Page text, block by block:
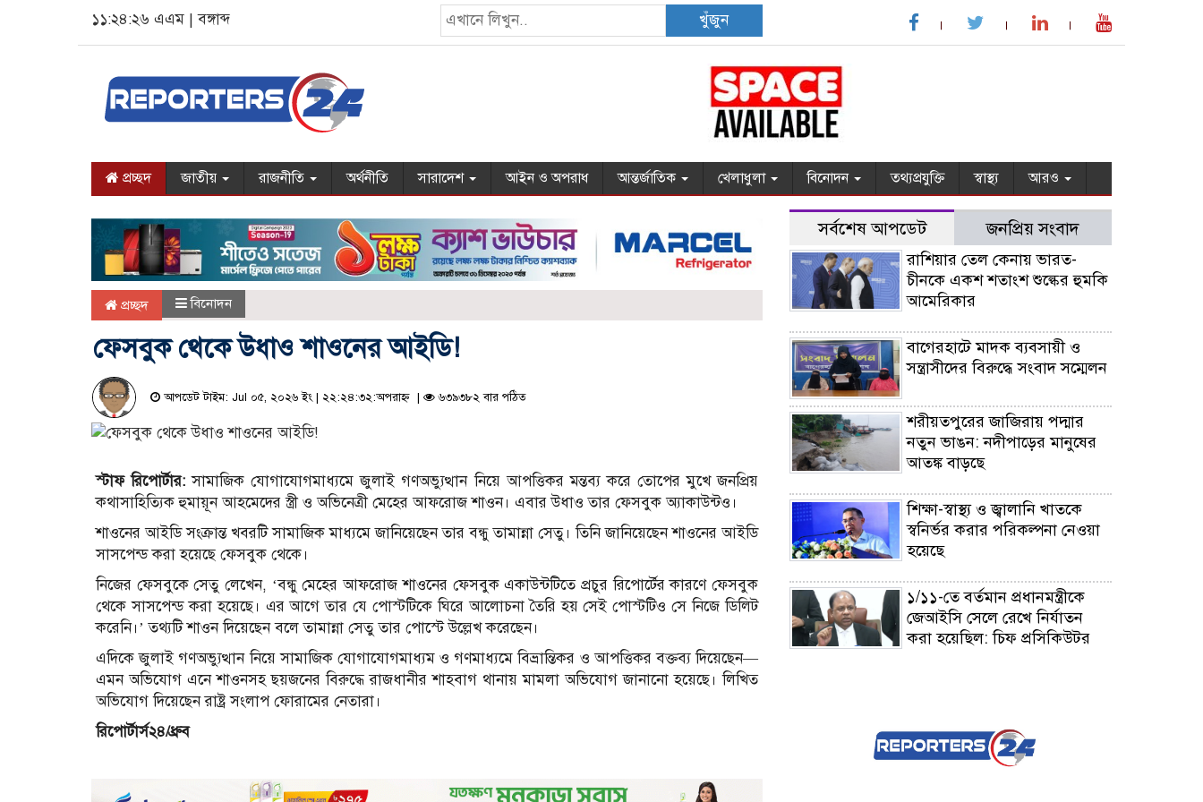
১১:২৪:২৬ এএম |বঙ্গাব্দ খুঁজুন
প্রচ্ছদ জাতীয় রাজনীতি অর্থনীতি সারাদেশ আইন ও অপরাধ আন্তর্জাতিক খেলাধুলা বিনোদন তথ্যপ্রযুক্তি স্বাস্থ্য আরও
প্রচ্ছদ বিনোদন
ফেসবুক থেকে উধাও শাওনের আইডি!
আপডেট টাইম: Jul ০৫, ২০২৬ ইং | ২২:২৪:৩২:অপরাহ্ন | ৬৩৯৩৮২ বার পঠিত
স্টাফ রিপোর্টার: সামাজিক যোগাযোগমাধ্যমে জুলাই গণঅভ্যুত্থান নিয়ে আপত্তিকর মন্তব্য করে তোপের মুখে জনপ্রিয়
কথাসাহিত্যিক হুমায়ূন আহমেদের স্ত্রী ও অভিনেত্রী মেহের আফরোজ শাওন। এবার উধাও তার ফেসবুক অ্যাকাউন্টও।
শাওনের আইডি সংক্রান্ত খবরটি সামাজিক মাধ্যমে জানিয়েছেন তার বন্ধু তামান্না সেতু। তিনি জানিয়েছেন শাওনের আইডি
সাসপেন্ড করা হয়েছে ফেসবুক থেকে।
নিজের ফেসবুকে সেতু লেখেন, ‘বন্ধু মেহের আফরোজ শাওনের ফেসবুক একাউন্টটিতে প্রচুর রিপোর্টের কারণে ফেসবুক
থেকে সাসপেন্ড করা হয়েছে। এর আগে তার যে পোস্টটিকে ঘিরে আলোচনা তৈরি হয় সেই পোস্টটিও সে নিজে ডিলিট
করেনি।’ তথ্যটি শাওন দিয়েছেন বলে তামান্না সেতু তার পোস্টে উল্লেখ করেছেন।
এদিকে জুলাই গণঅভ্যুত্থান নিয়ে সামাজিক যোগাযোগমাধ্যম ও গণমাধ্যমে বিভ্রান্তিকর ও আপত্তিকর বক্তব্য দিয়েছেন—
এমন অভিযোগ এনে শাওনসহ ছয়জনের বিরুদ্ধে রাজধানীর শাহবাগ থানায় মামলা অভিযোগ জানানো হয়েছে। লিখিত
অভিযোগ দিয়েছেন রাষ্ট্র সংলাপ ফোরামের নেতারা।
রিপোর্টার্স২৪/ধ্রুব
সর্বশেষ আপডেট জনপ্রিয় সংবাদ
রাশিয়ার তেল কেনায় ভারত-
চীনকে একশ শতাংশ শুল্কের হুমকি
আমেরিকার
বাগেরহাটে মাদক ব্যবসায়ী ও
সন্ত্রাসীদের বিরুদ্ধে সংবাদ সম্মেলন
শরীয়তপুরের জাজিরায় পদ্মার
নতুন ভাঙন: নদীপাড়ের মানুষের
আতঙ্ক বাড়ছে
শিক্ষা-স্বাস্থ্য ও জ্বালানি খাতকে
স্বনির্ভর করার পরিকল্পনা নেওয়া
হয়েছে
১/১১-তে বর্তমান প্রধানমন্ত্রীকে
জেআইসি সেলে রেখে নির্যাতন
করা হয়েছিল: চিফ প্রসিকিউটর
হয়েছিল: চিফ প্রসিকিউটর
তনু হত্যা মামলায় ফের গ্রেপ্তার